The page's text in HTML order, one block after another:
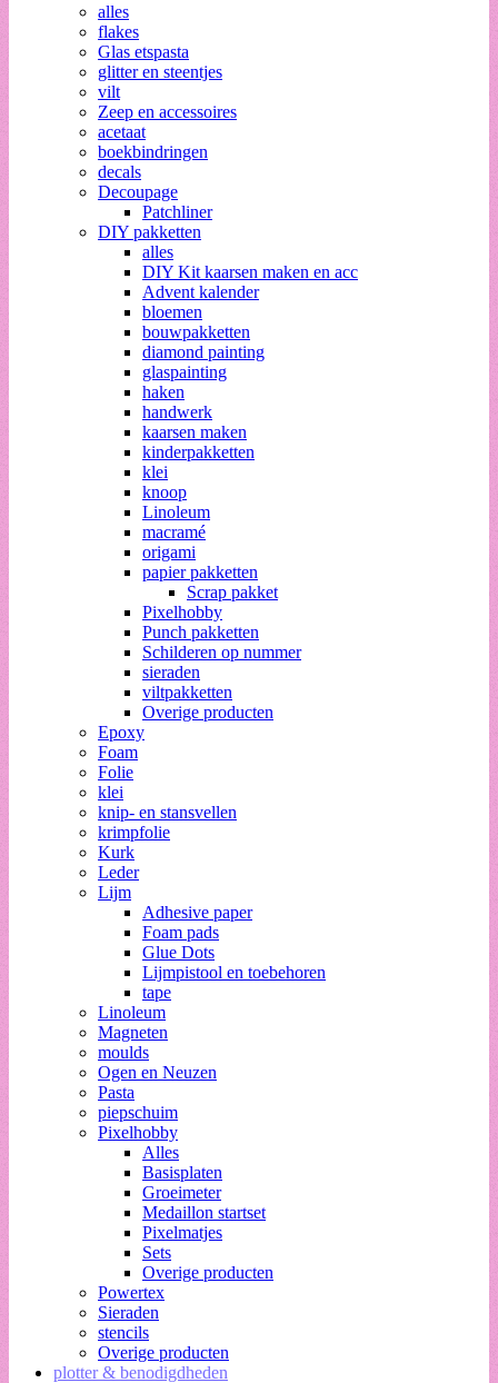
alles
flakes
Glas etspasta
glitter en steentjes
vilt
Zeep en accessoires
acetaat
boekbindringen
decals
Decoupage
Patchliner
DIY pakketten
alles
DIY Kit kaarsen maken en acc
Advent kalender
bloemen
bouwpakketten
diamond painting
glaspainting
haken
handwerk
kaarsen maken
kinderpakketten
klei
knoop
Linoleum
macramé
origami
papier pakketten
Scrap pakket
Pixelhobby
Punch pakketten
Schilderen op nummer
sieraden
viltpakketten
Overige producten
Epoxy
Foam
Folie
klei
knip- en stansvellen
krimpfolie
Kurk
Leder
Lijm
Adhesive paper
Foam pads
Glue Dots
Lijmpistool en toebehoren
tape
Linoleum
Magneten
moulds
Ogen en Neuzen
Pasta
piepschuim
Pixelhobby
Alles
Basisplaten
Groeimeter
Medaillon startset
Pixelmatjes
Sets
Overige producten
Powertex
Sieraden
stencils
Overige producten
plotter & benodigdheden